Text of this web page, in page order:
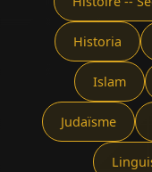
Historia
Islam
Judaïsme